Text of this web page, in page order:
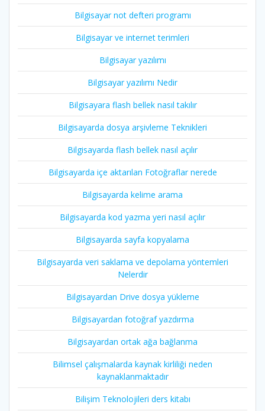
Bilgisayar not defteri programı
Bilgisayar ve internet terimleri
Bilgisayar yazılımı
Bilgisayar yazılımı Nedir
Bilgisayara flash bellek nasıl takılır
Bilgisayarda dosya arşivleme Teknikleri
Bilgisayarda flash bellek nasıl açılır
Bilgisayarda içe aktarılan Fotoğraflar nerede
Bilgisayarda kelime arama
Bilgisayarda kod yazma yeri nasıl açılır
Bilgisayarda sayfa kopyalama
Bilgisayarda veri saklama ve depolama yöntemleri
Nelerdir
Bilgisayardan Drive dosya yükleme
Bilgisayardan fotoğraf yazdırma
Bilgisayardan ortak ağa bağlanma
Bilimsel çalışmalarda kaynak kirliliği neden
kaynaklanmaktadır
Bilişim Teknolojileri ders kitabı